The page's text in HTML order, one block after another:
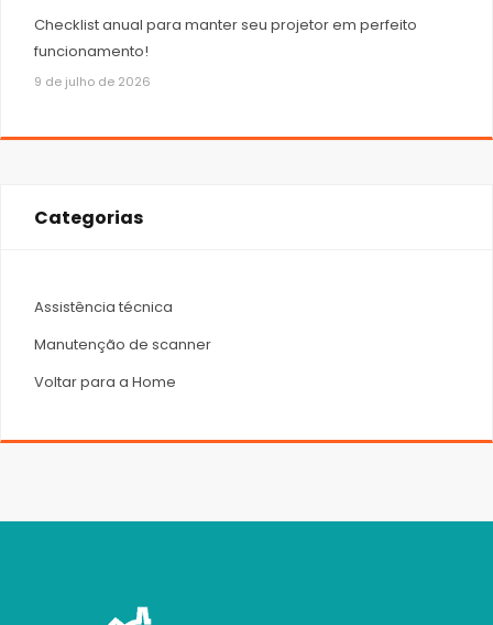
Checklist anual para manter seu projetor em perfeito
funcionamento!
9 de julho de 2026
Categorias
Assistência técnica
Manutenção de scanner
Voltar para a Home